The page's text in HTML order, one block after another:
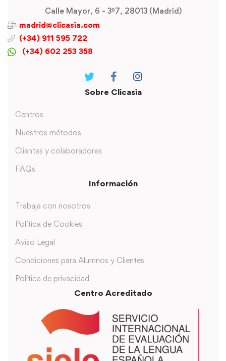
Calle Mayor, 6 - 3º7, 28013 (Madrid)
madrid@clicasia.com
(+34) 911 595 722
(+34) 602 253 358
Sobre Clicasia
Centros
Nuestros métodos
Clientes y colaboradores
FAQs
Información
Trabaja con nosotros
Política de Cookies
Aviso Legal
Condiciones para Alumnos y Clientes
Política de privacidad
Centro Acreditado